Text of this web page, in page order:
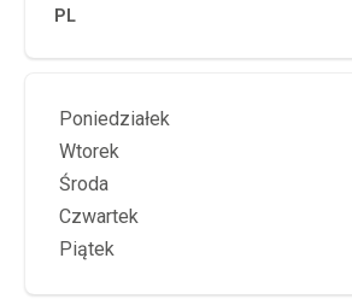
PL
Dzień tygodnia
Poniedziałek
Wtorek
Środa
Czwartek
Piątek